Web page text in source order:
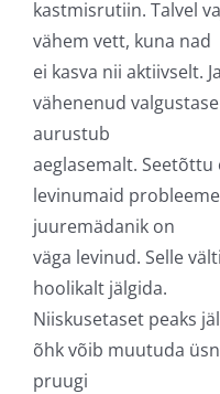
kastmisrutiin. Talvel
vähem vett, kuna nad
ei kasva nii aktiivselt.
vähenenud
aurustub
aeglasemalt.
levinumaid
juuremädanik on
väga levinud. Selle
hoolikalt jälgida.
Niiskusetaset peaks
õhk võib muutuda
pruugi